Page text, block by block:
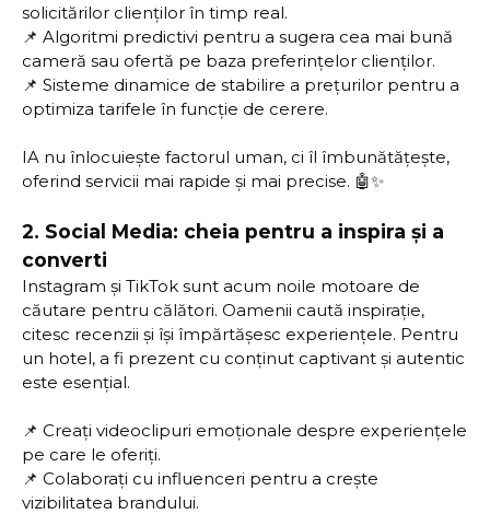
solicitărilor clienților în timp real.
📌 Algoritmi predictivi pentru a sugera cea mai bună
cameră sau ofertă pe baza preferințelor clienților.
📌 Sisteme dinamice de stabilire a prețurilor pentru a
optimiza tarifele în funcție de cerere.
IA nu înlocuiește factorul uman, ci îl îmbunătățește,
oferind servicii mai rapide și mai precise. 🤖✨
2. Social Media: cheia pentru a inspira și a
converti
Instagram și TikTok sunt acum noile motoare de
căutare pentru călători. Oamenii caută inspirație,
citesc recenzii și își împărtășesc experiențele. Pentru
un hotel, a fi prezent cu conținut captivant și autentic
este esențial.
📌 Creați videoclipuri emoționale despre experiențele
pe care le oferiți.
📌 Colaborați cu influenceri pentru a crește
vizibilitatea brandului.